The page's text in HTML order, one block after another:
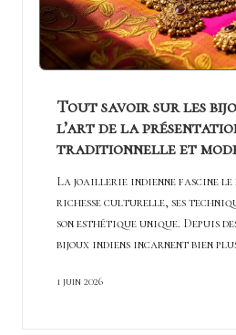
Tout savoir sur les
l’art de la
traditionnelle et
La joaillerie indienne fascine le
richesse culturelle, ses
son esthétique unique. Depuis
bijoux indiens incarnent bien
1 juin 2026